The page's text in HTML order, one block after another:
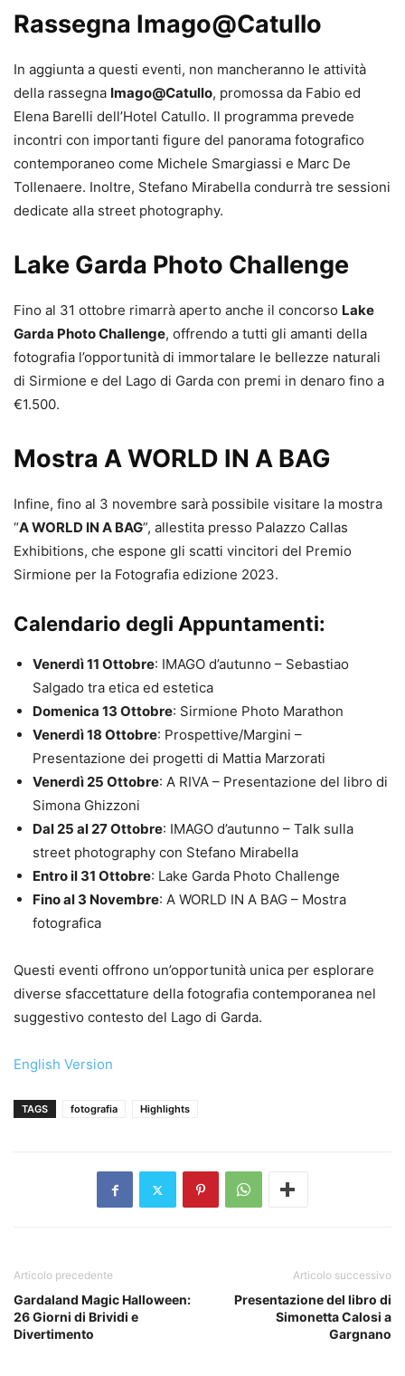
Rassegna Imago@Catullo
In aggiunta a questi eventi, non mancheranno le attività
della rassegna Imago@Catullo, promossa da Fabio ed
Elena Barelli dell’Hotel Catullo. Il programma prevede
incontri con importanti figure del panorama fotografico
contemporaneo come Michele Smargiassi e Marc De
Tollenaere. Inoltre, Stefano Mirabella condurrà tre sessioni
dedicate alla street photography.
Lake Garda Photo Challenge
Fino al 31 ottobre rimarrà aperto anche il concorso Lake
Garda Photo Challenge, offrendo a tutti gli amanti della
fotografia l’opportunità di immortalare le bellezze naturali
di Sirmione e del Lago di Garda con premi in denaro fino a
€1.500.
Mostra A WORLD IN A BAG
Infine, fino al 3 novembre sarà possibile visitare la mostra
“A WORLD IN A BAG”, allestita presso Palazzo Callas
Exhibitions, che espone gli scatti vincitori del Premio
Sirmione per la Fotografia edizione 2023.
Calendario degli Appuntamenti:
Venerdì 11 Ottobre: IMAGO d’autunno – Sebastiao
Salgado tra etica ed estetica
Domenica 13 Ottobre: Sirmione Photo Marathon
Venerdì 18 Ottobre: Prospettive/Margini –
Presentazione dei progetti di Mattia Marzorati
Venerdì 25 Ottobre: A RIVA – Presentazione del libro di
Simona Ghizzoni
Dal 25 al 27 Ottobre: IMAGO d’autunno – Talk sulla
street photography con Stefano Mirabella
Entro il 31 Ottobre: Lake Garda Photo Challenge
Fino al 3 Novembre: A WORLD IN A BAG – Mostra
fotografica
Questi eventi offrono un’opportunità unica per esplorare
diverse sfaccettature della fotografia contemporanea nel
suggestivo contesto del Lago di Garda.
English Version
TAGS fotografia Highlights
Articolo precedente
Gardaland Magic Halloween:
26 Giorni di Brividi e
Divertimento
Articolo successivo
Presentazione del libro di
Simonetta Calosi a
Gargnano